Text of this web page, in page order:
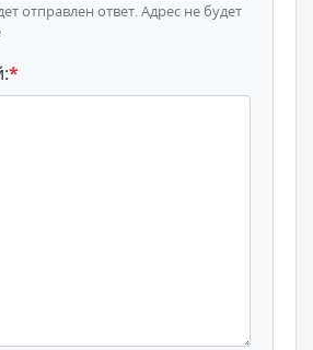
отправлен ответ. Адрес не будет
*